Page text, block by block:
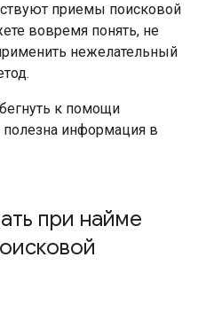
приемы поисковой
вовремя понять, не
нежелательный
к помощи
информация в
при найме